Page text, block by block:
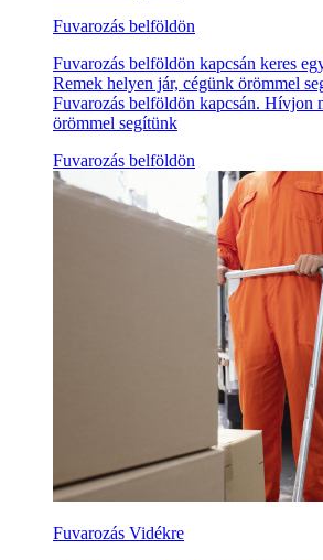
Fuvarozás belföldön
Fuvarozás belföldön kapcsán keres
Remek helyen jár, cégünk örömmel
Fuvarozás belföldön kapcsán. Hívjon
örömmel segítünk
Fuvarozás belföldön
Fuvarozás Vidékre